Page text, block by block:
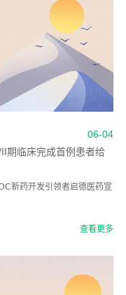
06-04
期临床完成首例患者给
新药开发引领者启德医药宣
查看更多